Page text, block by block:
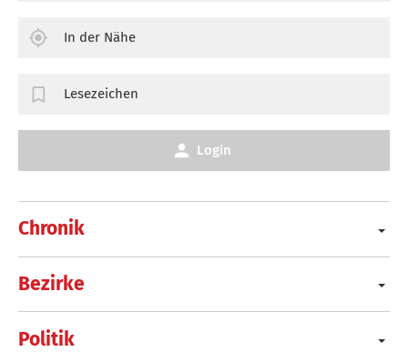
Chronik
Bezirke
Politik
In der Nähe
Lesezeichen
Login